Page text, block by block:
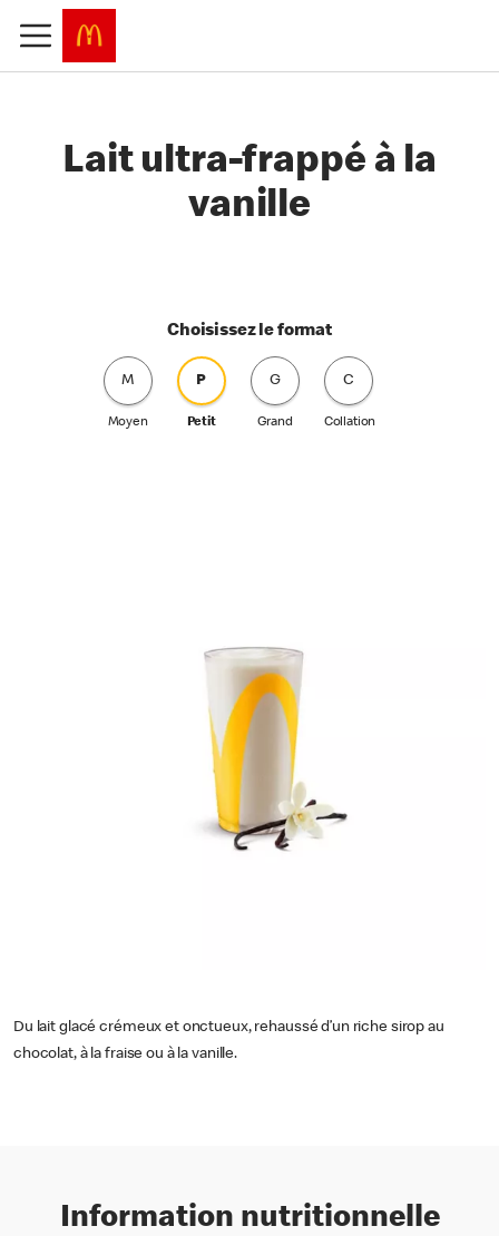
Lait ultra-frappé à la
vanille
Choisissez le format
M
Moyen
P
Petit
G
Grand
C
Collation
Du lait glacé crémeux et onctueux, rehaussé d’un riche sirop au
chocolat, à la fraise ou à la vanille.
Information nutritionnelle